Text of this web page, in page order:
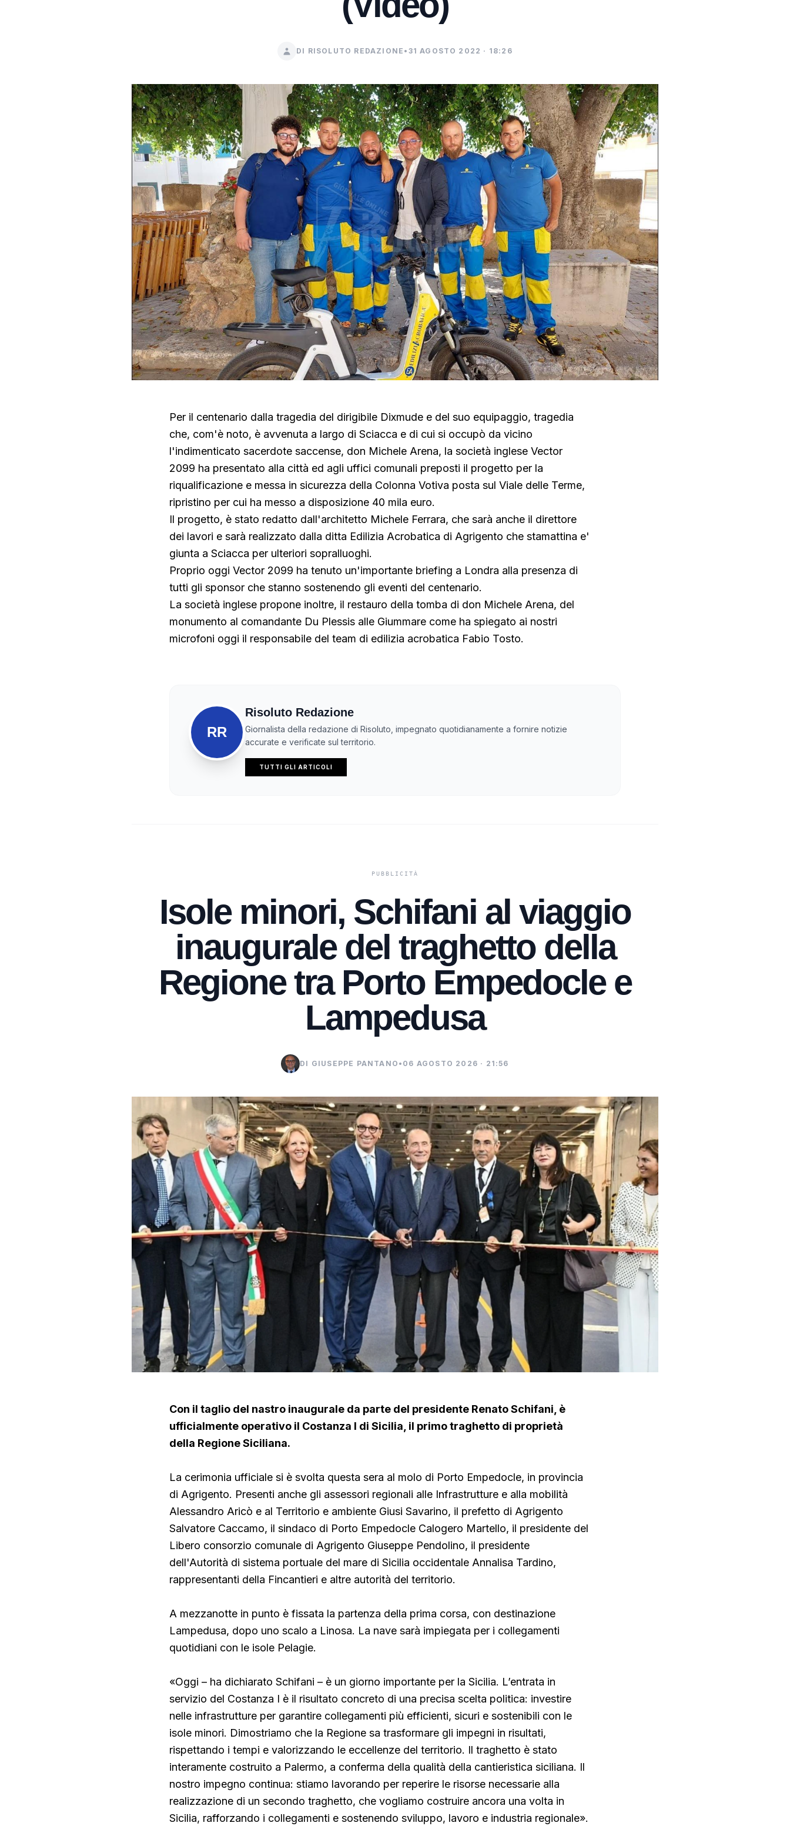
DI RISOLUTO REDAZIONE • 31 AGOSTO 2022 · 18:26
Per il centenario dalla tragedia del dirigibile Dixmude e del suo equipaggio, tragedia
che, com'è noto, è avvenuta a largo di Sciacca e di cui si occupò da vicino
l'indimenticato sacerdote saccense, don Michele Arena, la società inglese Vector
2099 ha presentato alla città ed agli uffici comunali preposti il progetto per la
riqualificazione e messa in sicurezza della Colonna Votiva posta sul Viale delle Terme,
ripristino per cui ha messo a disposizione 40 mila euro.
Il progetto, è stato redatto dall'architetto Michele Ferrara, che sarà anche il direttore
dei lavori e sarà realizzato dalla ditta Edilizia Acrobatica di Agrigento che stamattina e'
giunta a Sciacca per ulteriori sopralluoghi.
Proprio oggi Vector 2099 ha tenuto un'importante briefing a Londra alla presenza di
tutti gli sponsor che stanno sostenendo gli eventi del centenario.
La società inglese propone inoltre, il restauro della tomba di don Michele Arena, del
monumento al comandante Du Plessis alle Giummare come ha spiegato ai nostri
microfoni oggi il responsabile del team di edilizia acrobatica Fabio Tosto.
RR
Risoluto Redazione
Giornalista della redazione di Risoluto, impegnato quotidianamente a fornire notizie
accurate e verificate sul territorio.
TUTTI GLI ARTICOLI
Isole minori, Schifani al viaggio
inaugurale del traghetto della
Regione tra Porto Empedocle e
Lampedusa
DI GIUSEPPE PANTANO • 06 AGOSTO 2026 · 21:56
Con il taglio del nastro inaugurale da parte del presidente Renato Schifani, è
ufficialmente operativo il Costanza I di Sicilia, il primo traghetto di proprietà
della Regione Siciliana.
La cerimonia ufficiale si è svolta questa sera al molo di Porto Empedocle, in provincia
di Agrigento. Presenti anche gli assessori regionali alle Infrastrutture e alla mobilità
Alessandro Aricò e al Territorio e ambiente Giusi Savarino, il prefetto di Agrigento
Salvatore Caccamo, il sindaco di Porto Empedocle Calogero Martello, il presidente del
Libero consorzio comunale di Agrigento Giuseppe Pendolino, il presidente
dell'Autorità di sistema portuale del mare di Sicilia occidentale Annalisa Tardino,
rappresentanti della Fincantieri e altre autorità del territorio.
A mezzanotte in punto è fissata la partenza della prima corsa, con destinazione
Lampedusa, dopo uno scalo a Linosa. La nave sarà impiegata per i collegamenti
quotidiani con le isole Pelagie.
«Oggi – ha dichiarato Schifani – è un giorno importante per la Sicilia. L’entrata in
servizio del Costanza I è il risultato concreto di una precisa scelta politica: investire
nelle infrastrutture per garantire collegamenti più efficienti, sicuri e sostenibili con le
isole minori. Dimostriamo che la Regione sa trasformare gli impegni in risultati,
rispettando i tempi e valorizzando le eccellenze del territorio. Il traghetto è stato
interamente costruito a Palermo, a conferma della qualità della cantieristica siciliana. Il
nostro impegno continua: stiamo lavorando per reperire le risorse necessarie alla
realizzazione di un secondo traghetto, che vogliamo costruire ancora una volta in
Sicilia, rafforzando i collegamenti e sostenendo sviluppo, lavoro e industria regionale».